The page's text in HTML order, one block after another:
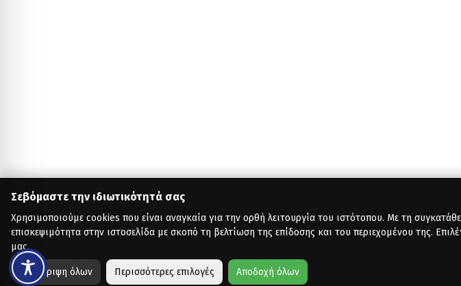
Σεβόμαστε την ιδιωτικότητά σας
Χρησιμοποιούμε cookies που είναι αναγκαία για την ορθή λειτουργία του ιστότοπου. Με τη
επισκεψιμότητα στην ιστοσελίδα με σκοπό τη βελτίωση της επίδοσης και του περιεχομένου της.
μας.
Απόρριψη όλων Περισσότερες επιλογές Αποδοχή όλων